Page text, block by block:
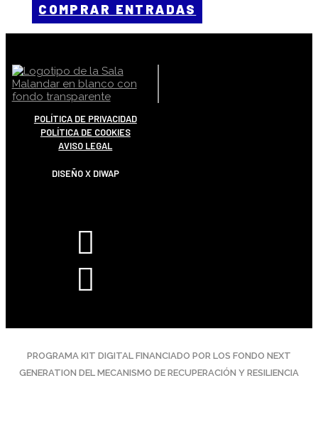
COMPRAR ENTRADAS
POLÍTICA DE PRIVACIDAD
POLÍTICA DE COOKIES
AVISO LEGAL
DISEÑO X DIWAP
PROGRAMA KIT DIGITAL FINANCIADO POR LOS FONDO NEXT
GENERATION DEL MECANISMO DE RECUPERACIÓN Y RESILIENCIA